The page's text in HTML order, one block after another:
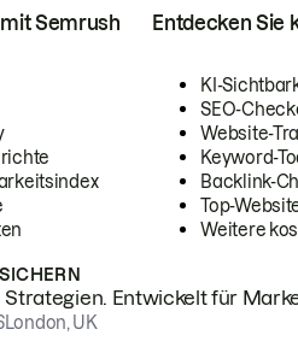
Semrush Entdecken Sie
KI-
SEO-
Website-
Keyword-
Backlink-
Top-
Weitere
Strategien. Entwickelt für
London, UK